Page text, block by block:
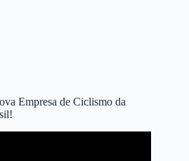
Empresa de Ciclismo da